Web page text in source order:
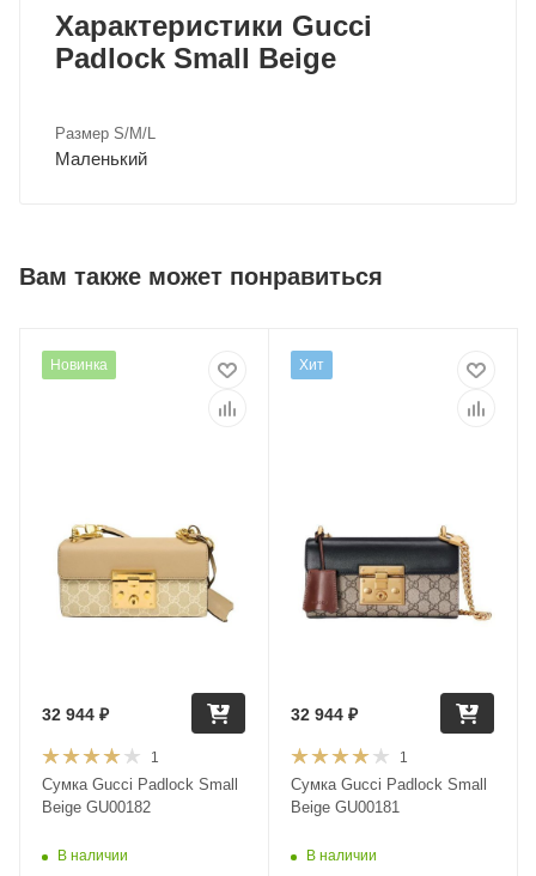
Характеристики Gucci
Padlock Small Beige
Размер S/M/L
Маленький
Вам также может понравиться
Новинка
1
Сумка Gucci Padlock Small
Beige GU00182
В наличии
32 944 ₽
Хит
1
Сумка Gucci Padlock Small
Beige GU00181
В наличии
32 944 ₽